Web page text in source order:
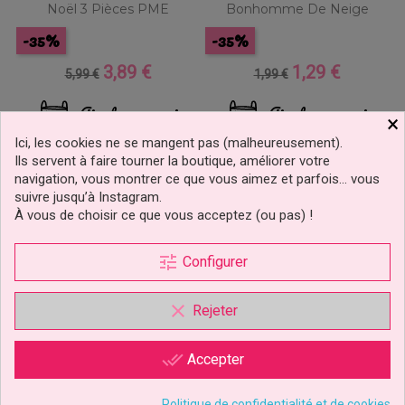
Noël 3 Pièces PME
Prix
base
5,99 €
-35%
Prix
3,89 €
Ajouter au panier
Bonhomme De Neige
Prix
base
1,99 €
-35%
Prix
1,29 €
Ajouter au panier ×
Ici, les cookies ne se mangent pas (malheureusement).
Ils servent à faire tourner la boutique, améliorer votre
navigation, vous montrer ce que vous aimez et parfois… vous
suivre jusqu’à Instagram.
À vous de choisir ce que vous acceptez (ou pas) !
tune Configurer
clear Rejeter
done_all Accepter